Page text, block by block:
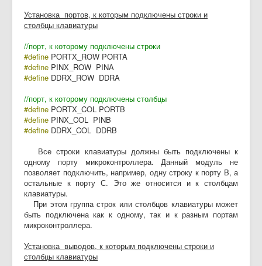
Установка портов, к которым подключены строки и
столбцы клавиатуры
//порт, к которому подключены строки
#define PORTX_ROW PORTA
#define PINX_ROW PINA
#define DDRX_ROW DDRA
//порт, к которому подключены столбцы
#define PORTX_COL PORTB
#define PINX_COL PINB
#define DDRX_COL DDRB
Все строки клавиатуры должны быть подключены к
одному порту микроконтроллера. Данный модуль не
позволяет подключить, например, одну строку к порту B, а
остальные к порту С. Это же относится и к столбцам
клавиатуры.
При этом группа строк или столбцов клавиатуры может
быть подключена как к одному, так и к разным портам
микроконтроллера.
Установка выводов, к которым подключены строки и
столбцы клавиатуры